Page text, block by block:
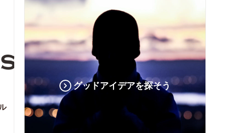
グッドアイデアを探そう